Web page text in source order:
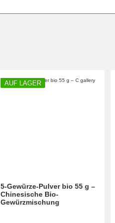
AUF LAGER
5-Gewürze-Pulver bio 55 g –
Chinesische Bio-
Gewürzmischung